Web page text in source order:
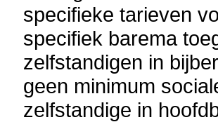
specifieke tarieven
specifiek barema
zelfstandigen in
geen minimum
zelfstandige in